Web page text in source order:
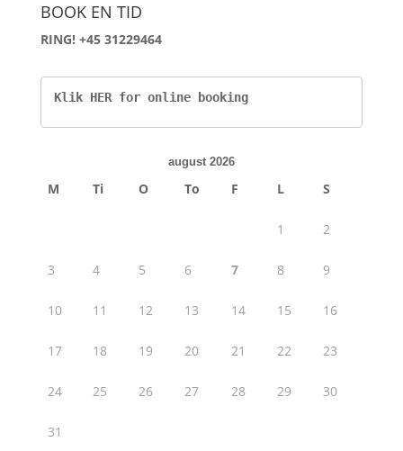
BOOK EN TID
RING! +45 31229464
Klik HER for online booking
august 2026
M Ti O To F L S
1 2
3 4 5 6 7 8 9
10 11 12 13 14 15 16
17 18 19 20 21 22 23
24 25 26 27 28 29 30
31